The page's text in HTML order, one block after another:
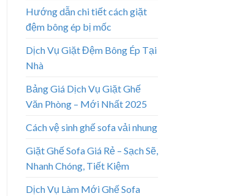
Hướng dẫn chi tiết cách giặt
đệm bông ép bị mốc
Dịch Vụ Giặt Đệm Bông Ép Tại
Nhà
Bảng Giá Dịch Vụ Giặt Ghế
Văn Phòng – Mới Nhất 2025
Cách vệ sinh ghế sofa vải nhung
Giặt Ghế Sofa Giá Rẻ – Sạch Sẽ,
Nhanh Chóng, Tiết Kiệm
Dịch Vụ Làm Mới Ghế Sofa